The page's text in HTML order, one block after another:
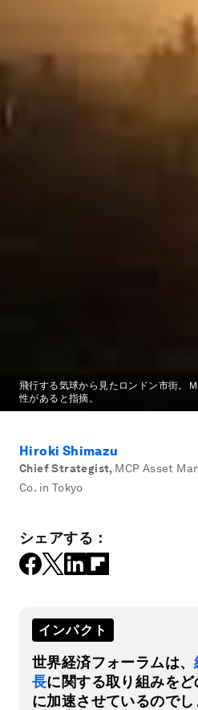
飛行する気球から見たロンドン市街。
性があると指摘。
Hiroki Shimazu
Chief Strategist, MCP Asset
Co. in Tokyo
シェアする：
インパクト
世界経済フォーラムは、
長に関する取り組みをど
に加速させているのでし